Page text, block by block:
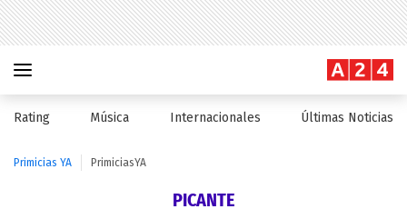
Rating Música Internacionales Últimas Noticias
Primicias YA PrimiciasYA
PICANTE